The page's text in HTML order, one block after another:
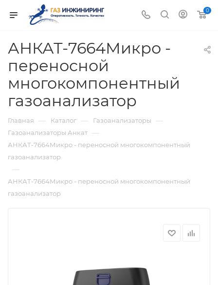
0
АНКАТ-7664Микро -
переносной
многокомпонентный
газоанализатор
Главная — Каталог — Газоанализаторы —
Газоанализаторы Анкат —
АНКАТ-7664Микро - переносной многокомпонентный
газоанализатор
—
АНКАТ-7664Микро - переносной многокомпонентный
газоанализатор